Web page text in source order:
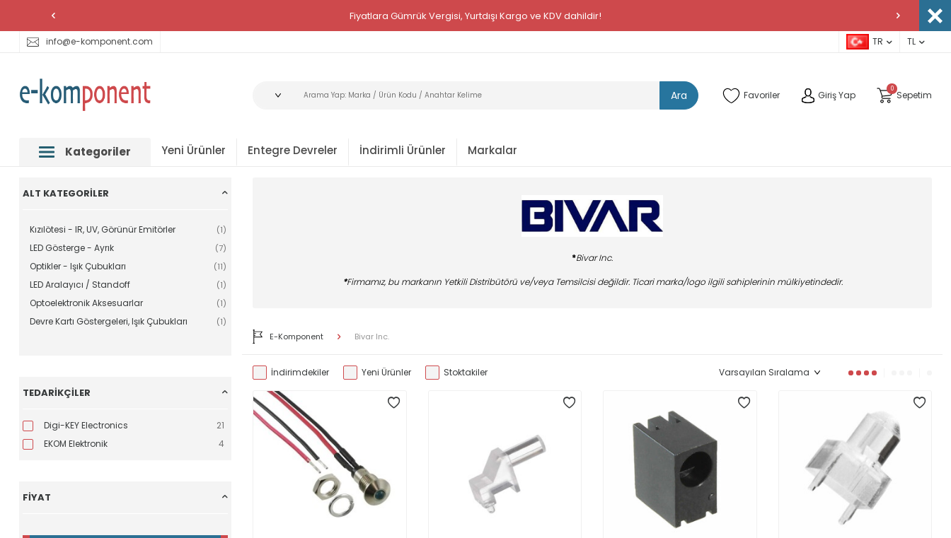
Fiyatlara Gümrük Vergisi, Yurtdışı Kargo ve KDV dahildir!
info@e-komponent.com TR TL
Ara Favoriler Giriş Yap
0
Sepetim
Kategoriler Yeni Ürünler Entegre Devreler İndirimli Ürünler Markalar
ALT KATEGORILER
Kızılötesi - IR, UV, Görünür Emitörler (1)
LED Gösterge - Ayrık (7)
Optikler - Işık Çubukları (11)
LED Aralayıcı / Standoff (1)
Optoelektronik Aksesuarlar (1)
Devre Kartı Göstergeleri, Işık Çubukları (1)
TEDARIKÇILER
Digi-KEY Electronics
21
EKOM Elektronik
4
FIYAT
*Bivar Inc.
*Firmamız, bu markanın Yetkili Distribütörü ve/veya Temsilcisi değildir. Ticari marka/logo ilgili sahiplerinin mülkiyetindedir.
E-Komponent Bivar Inc.
İndirimdekiler Yeni Ürünler Stoktakiler